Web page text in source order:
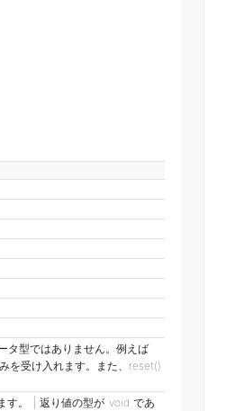
タ型ではありません。例えば
を受け入れます。また、reset()
す。 | 返り値の型が void であ